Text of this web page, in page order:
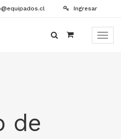
Ingresar
Menú
de